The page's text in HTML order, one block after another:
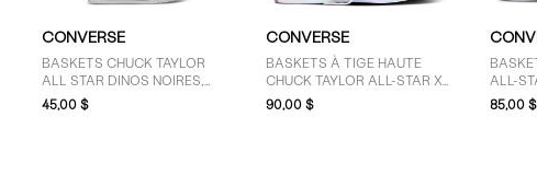
CONVERSE
BASKETS CHUCK TAYLOR
ALL STAR DINOS NOIRES,
BLANCHES ET VERTES POUR
TOUT-PETITS
45,00 $
CONVERSE
BASKETS À TIGE HAUTE
CHUCK TAYLOR ALL-STAR X
HELLO KITTY & FRIENDS
BLANCHES
90,00 $
ALL-
85,00 $